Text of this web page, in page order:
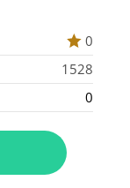
0
1528
0